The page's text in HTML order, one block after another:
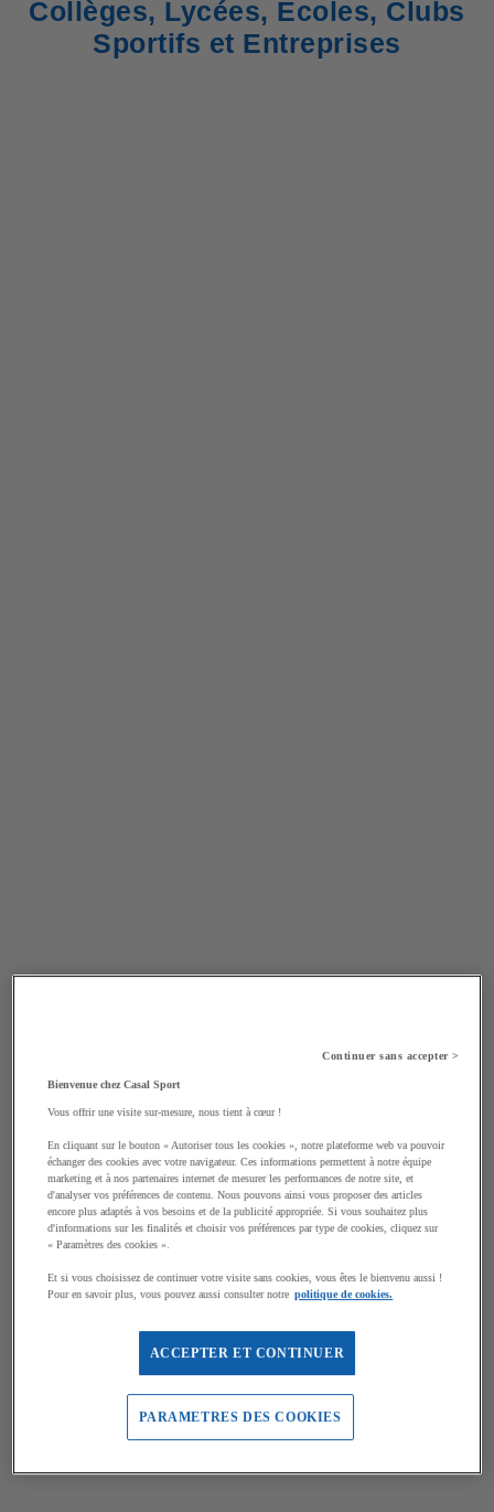
Collèges, Lycées, Écoles, Clubs
Sportifs et Entreprises
Continuer sans accepter >
Bienvenue chez Casal Sport
Vous offrir une visite sur-mesure, nous tient à cœur !
En cliquant sur le bouton « Autoriser tous les cookies », notre plateforme web va pouvoir
échanger des cookies avec votre navigateur. Ces informations permettent à notre équipe
marketing et à nos partenaires internet de mesurer les performances de notre site, et
d'analyser vos préférences de contenu. Nous pouvons ainsi vous proposer des articles
encore plus adaptés à vos besoins et de la publicité appropriée. Si vous souhaitez plus
d'informations sur les finalités et choisir vos préférences par type de cookies, cliquez sur
« Paramètres des cookies ».
Et si vous choisissez de continuer votre visite sans cookies, vous êtes le bienvenu aussi !
Pour en savoir plus, vous pouvez aussi consulter notre politique de cookies.
ACCEPTER ET CONTINUER
PARAMETRES DES COOKIES